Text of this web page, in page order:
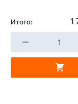
Итого: 1